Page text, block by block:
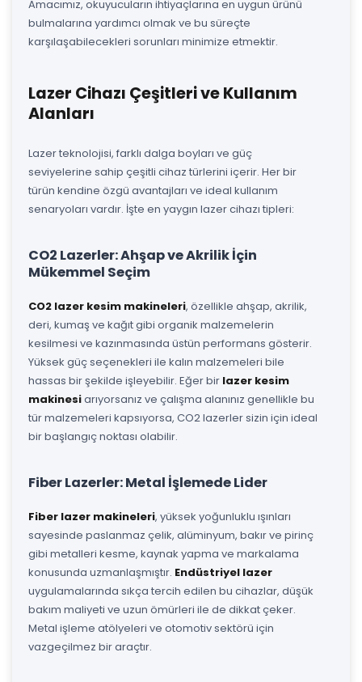
Amacımız, okuyucuların ihtiyaçlarına en uygun ürünü
bulmalarına yardımcı olmak ve bu süreçte
karşılaşabilecekleri sorunları minimize etmektir.
Lazer Cihazı Çeşitleri ve Kullanım
Alanları
Lazer teknolojisi, farklı dalga boyları ve güç
seviyelerine sahip çeşitli cihaz türlerini içerir. Her bir
türün kendine özgü avantajları ve ideal kullanım
senaryoları vardır. İşte en yaygın lazer cihazı tipleri:
CO2 Lazerler: Ahşap ve Akrilik İçin
Mükemmel Seçim
CO2 lazer kesim makineleri, özellikle ahşap, akrilik,
deri, kumaş ve kağıt gibi organik malzemelerin
kesilmesi ve kazınmasında üstün performans gösterir.
Yüksek güç seçenekleri ile kalın malzemeleri bile
hassas bir şekilde işleyebilir. Eğer bir lazer kesim
makinesiarıyorsanız ve çalışma alanınız genellikle bu
tür malzemeleri kapsıyorsa, CO2 lazerler sizin için ideal
bir başlangıç noktası olabilir.
Fiber Lazerler: Metal İşlemede Lider
Fiber lazer makineleri, yüksek yoğunluklu ışınları
sayesinde paslanmaz çelik, alüminyum, bakır ve pirinç
gibi metalleri kesme, kaynak yapma ve markalama
konusunda uzmanlaşmıştır. Endüstriyel lazer
uygulamalarında sıkça tercih edilen bu cihazlar, düşük
bakım maliyeti ve uzun ömürleri ile de dikkat çeker.
Metal işleme atölyeleri ve otomotiv sektörü için
vazgeçilmez bir araçtır.